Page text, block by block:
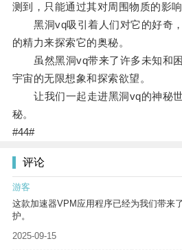
测到，只能通过其对周围物质的影响
黑洞vq吸引着人们对它的好奇，
的精力来探索它的奥秘。
虽然黑洞vq带来了许多未知和困
宇宙的无限想象和探索欲望。
让我们一起走进黑洞vq的神秘世
秘。
#44#
评论
游客
这款加速器VPM应用程序已经为我们带来
护。
2025-09-15